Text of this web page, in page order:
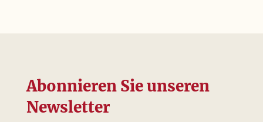
Abonnieren Sie unseren
Newsletter